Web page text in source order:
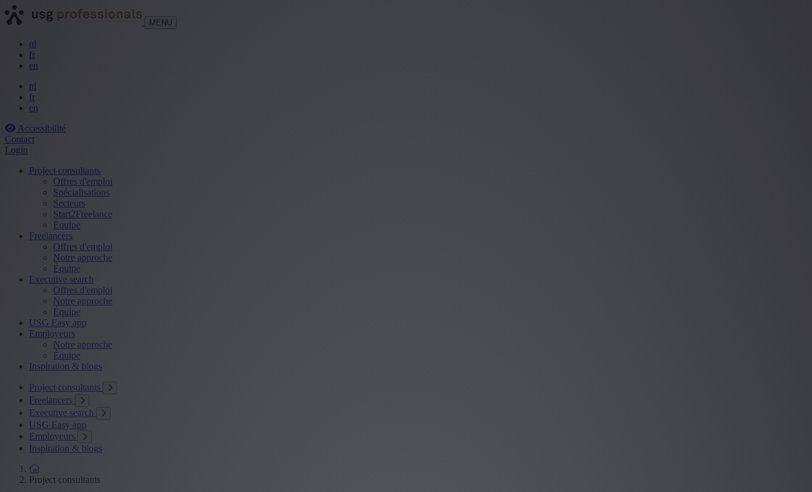
MENU
nl
fr
en
nl
fr
en
Accessibilité
Contact
Login
Project consultants
Offres d'emploi
Spécialisations
Secteurs
Start2Freelance
Équipe
Freelancers
Offres d'emploi
Notre approche
Équipe
Executive search
Offres d'emploi
Notre approche
Équipe
USG Easy app
Employeurs
Notre approche
Équipe
Inspiration & blogs
Project consultants
Freelancers
Executive search
USG Easy app
Employeurs
Inspiration & blogs
Project consultants